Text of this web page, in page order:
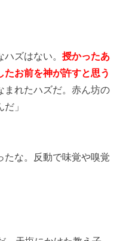
ハズはない。授かったあ
お前を神が許すと思う
まれたハズだ。赤ん坊の
」
たな。反動で味覚や嗅覚